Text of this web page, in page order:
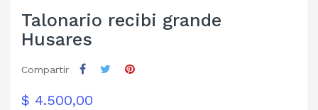
Talonario recibi grande
Husares
Compartir
$ 4.500,00